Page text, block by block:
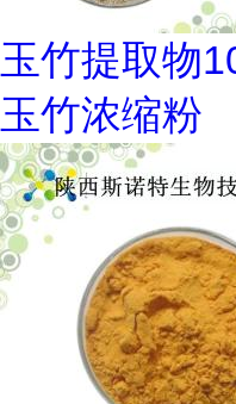
玉竹提取物
玉竹浓缩粉